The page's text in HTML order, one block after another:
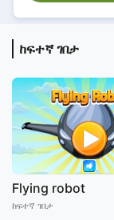
ከፍተኛ ገበታ
Flying robot
ከፍተኛ ገበታ